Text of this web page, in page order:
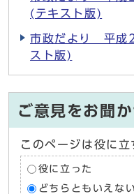
(テキスト版)
市政だより 平
スト版)
ご意見をお聞
このページは役に立
役に立った
どちらともいえない